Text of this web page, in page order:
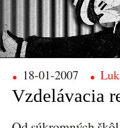
18-01-2007
Vzdelávacia